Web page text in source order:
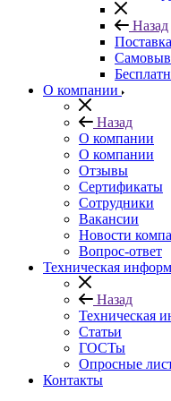
Назад
О компании
Назад
О компании
О компании
Отзывы
Сертификаты
Сотрудники
Вакансии
Новости
Вопрос-ответ
Техническая
Назад
Техническая
Статьи
ГОСТы
Опросные
Контакты